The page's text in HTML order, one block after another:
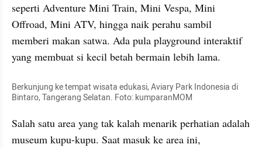
seperti Adventure Mini Train, Mini Vespa, Mini
Offroad, Mini ATV, hingga naik perahu sambil
memberi makan satwa. Ada pula playground interaktif
yang membuat si kecil betah bermain lebih lama.
Berkunjung ke tempat wisata edukasi, Aviary Park Indonesia di
Bintaro, Tangerang Selatan. Foto: kumparanMOM
Salah satu area yang tak kalah menarik perhatian adalah
museum kupu-kupu. Saat masuk ke area ini,